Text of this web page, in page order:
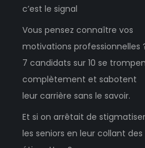
c’est le signal
Vous pensez connaître vos
motivations professionnelles
7 candidats sur 10 se
complètement et sabotent
leur carrière sans le savoir.
Et si on arrêtait de stigmatiser
les seniors en leur collant des